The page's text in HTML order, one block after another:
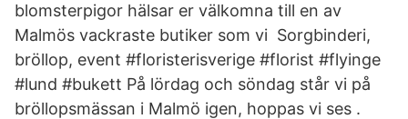
blomsterpigor hälsar er välkomna till en av
Malmös vackraste butiker som vi Sorgbinderi,
bröllop, event #floristerisverige #florist #flyinge
#lund #bukett På lördag och söndag står vi på
bröllopsmässan i Malmö igen, hoppas vi ses .